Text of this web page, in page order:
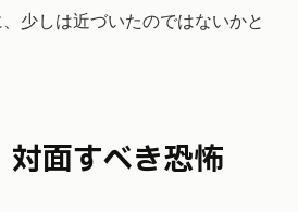
少しは近づいたのではないかと
対面すべき恐怖